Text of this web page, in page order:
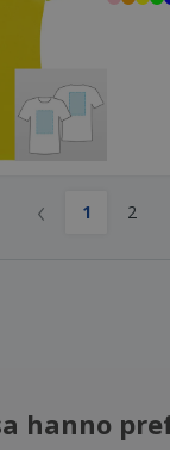
‹ 1 2
hanno